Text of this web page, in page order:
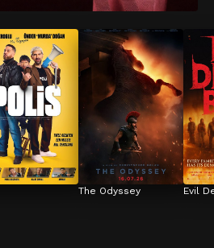
The Odyssey Evil